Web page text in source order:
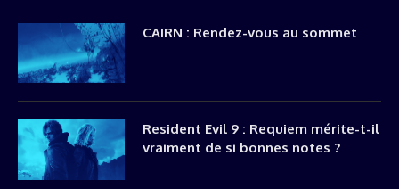
CAIRN : Rendez-vous au sommet
Resident Evil 9 : Requiem mérite-t-il
vraiment de si bonnes notes ?